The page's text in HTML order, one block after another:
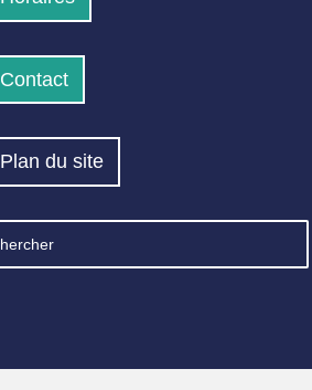
Contact
Plan du site